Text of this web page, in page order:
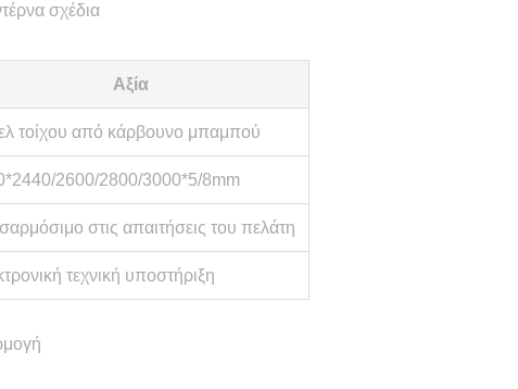
σχέδια
Αξία
τοίχου από κάρβουνο μπαμπού
2600/2800/3000*5/8mm
στις απαιτήσεις του πελάτη
τεχνική υποστήριξη